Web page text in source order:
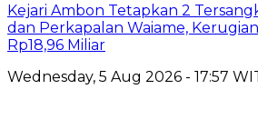
Kejari Ambon Tetapkan 2
dan Perkapalan Waiame,
Rp18,96 Miliar
Wednesday, 5 Aug 2026 - 17:57